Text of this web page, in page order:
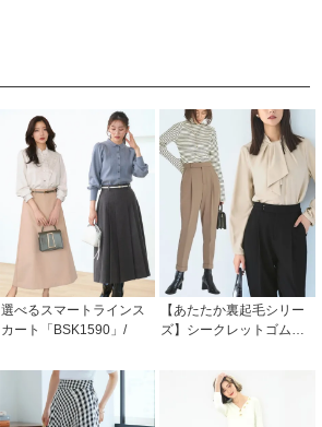
選べるスマートラインス
カート「BSK1590」/
【あたたか裏起毛シリー
ズ】シークレットゴムロ